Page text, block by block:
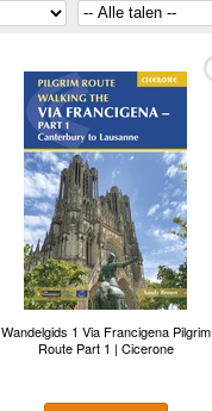
Wandelgids 1 Via Francigena Pilgrim
Route Part 1 | Cicerone